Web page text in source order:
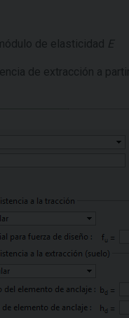
de elasticidad E
de extracción a